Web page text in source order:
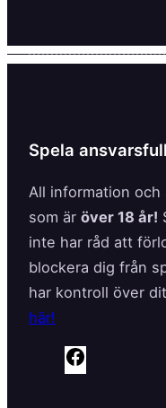
Spela
All information
som är över 18 år!
inte har råd att
blockera dig från
har kontroll över
här!